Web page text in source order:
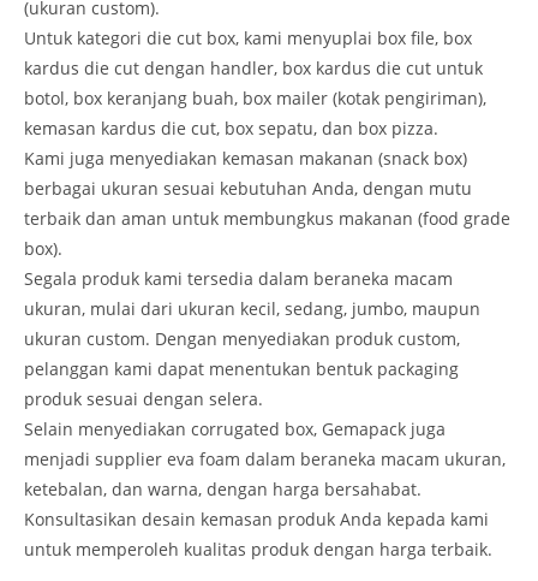
(ukuran custom).
Untuk kategori die cut box, kami menyuplai box file, box
kardus die cut dengan handler, box kardus die cut untuk
botol, box keranjang buah, box mailer (kotak pengiriman),
kemasan kardus die cut, box sepatu, dan box pizza.
Kami juga menyediakan kemasan makanan (snack box)
berbagai ukuran sesuai kebutuhan Anda, dengan mutu
terbaik dan aman untuk membungkus makanan (food grade
box).
Segala produk kami tersedia dalam beraneka macam
ukuran, mulai dari ukuran kecil, sedang, jumbo, maupun
ukuran custom. Dengan menyediakan produk custom,
pelanggan kami dapat menentukan bentuk packaging
produk sesuai dengan selera.
Selain menyediakan corrugated box, Gemapack juga
menjadi supplier eva foam dalam beraneka macam ukuran,
ketebalan, dan warna, dengan harga bersahabat.
Konsultasikan desain kemasan produk Anda kepada kami
untuk memperoleh kualitas produk dengan harga terbaik.